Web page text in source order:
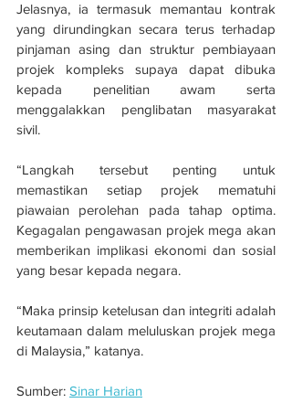
Jelasnya, ia termasuk memantau kontrak
yang dirundingkan secara terus terhadap
pinjaman asing dan struktur pembiayaan
projek kompleks supaya dapat dibuka
kepada penelitian awam serta
menggalakkan penglibatan masyarakat
sivil.
“Langkah tersebut penting untuk
memastikan setiap projek mematuhi
piawaian perolehan pada tahap optima.
Kegagalan pengawasan projek mega akan
memberikan implikasi ekonomi dan sosial
yang besar kepada negara.
“Maka prinsip ketelusan dan integriti adalah
keutamaan dalam meluluskan projek mega
di Malaysia,” katanya.
Sumber: Sinar Harian